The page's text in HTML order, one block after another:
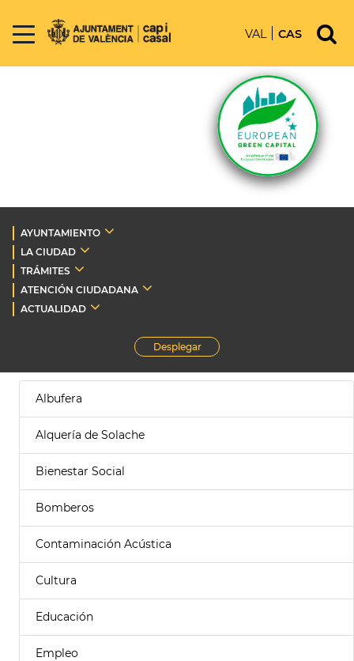
VAL CAS
AYUNTAMIENTO
LA CIUDAD
TRÁMITES
ATENCIÓN CIUDADANA
ACTUALIDAD
Desplegar
Albufera
Alquería de Solache
Bienestar Social
Bomberos
Contaminación Acústica
Cultura
Educación
Empleo